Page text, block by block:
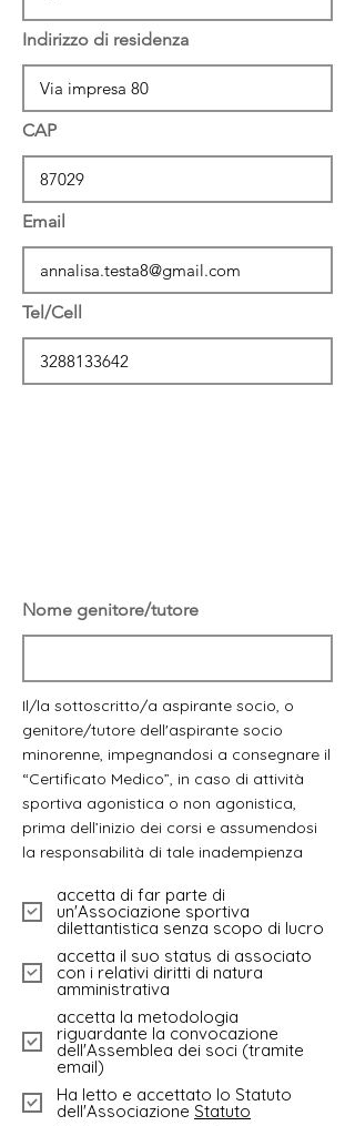
Indirizzo di residenza
CAP
Email
Tel/Cell
Nome genitore/tutore
Il/la sottoscritto/a aspirante socio, o
genitore/tutore dell'aspirante socio
minorenne, impegnandosi a consegnare il
“Certificato Medico”, in caso di attività
sportiva agonistica o non agonistica,
prima dell’inizio dei corsi e assumendosi
la responsabilità di tale inadempienza
accetta di far parte di
un'Associazione sportiva
dilettantistica senza scopo di lucro
accetta il suo status di associato
con i relativi diritti di natura
amministrativa
accetta la metodologia
riguardante la convocazione
dell'Assemblea dei soci (tramite
email)
Ha letto e accettato lo Statuto
dell'Associazione Statuto